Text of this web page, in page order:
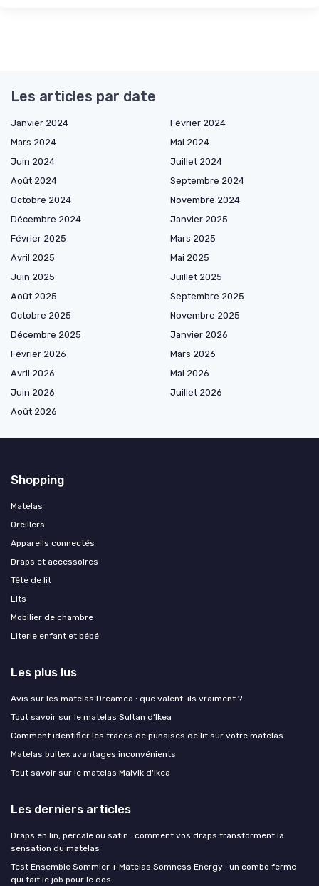
Les articles par date
Janvier 2024
Février 2024
Mars 2024
Mai 2024
Juin 2024
Juillet 2024
Août 2024
Septembre 2024
Octobre 2024
Novembre 2024
Décembre 2024
Janvier 2025
Février 2025
Mars 2025
Avril 2025
Mai 2025
Juin 2025
Juillet 2025
Août 2025
Septembre 2025
Octobre 2025
Novembre 2025
Décembre 2025
Janvier 2026
Février 2026
Mars 2026
Avril 2026
Mai 2026
Juin 2026
Juillet 2026
Août 2026
Shopping
Matelas
Oreillers
Appareils connectés
Draps et accessoires
Tête de lit
Lits
Mobilier de chambre
Literie enfant et bébé
Les plus lus
Avis sur les matelas Dreamea : que valent-ils vraiment ?
Tout savoir sur le matelas Sultan d'Ikea
Comment identifier les traces de punaises de lit sur votre matelas
Matelas bultex avantages inconvénients
Tout savoir sur le matelas Malvik d'Ikea
Les derniers articles
Draps en lin, percale ou satin : comment vos draps transforment la
sensation du matelas
Test Ensemble Sommier + Matelas Somness Energy : un combo ferme
qui fait le job pour le dos